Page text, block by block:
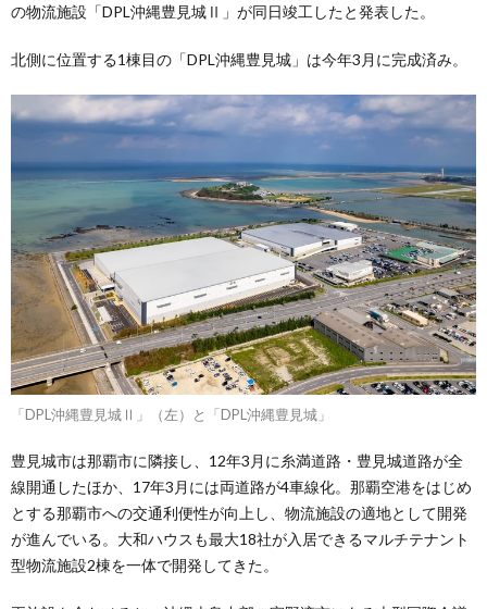
の物流施設「DPL沖縄豊見城Ⅱ」が同日竣工したと発表した。
北側に位置する1棟目の「DPL沖縄豊見城」は今年3月に完成済み。
「DPL沖縄豊見城Ⅱ」（左）と「DPL沖縄豊見城」
豊見城市は那覇市に隣接し、12年3月に糸満道路・豊見城道路が全
線開通したほか、17年3月には両道路が4車線化。那覇空港をはじめ
とする那覇市への交通利便性が向上し、物流施設の適地として開発
が進んでいる。大和ハウスも最大18社が入居できるマルチテナント
型物流施設2棟を一体で開発してきた。